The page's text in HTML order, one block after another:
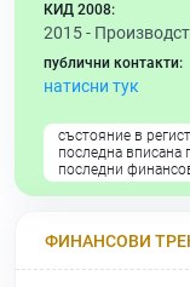
КИД 2008:
2015 -
публични контакти:
натисни тук
състояние в
последна вписана
последни
ФИНАНСОВИ